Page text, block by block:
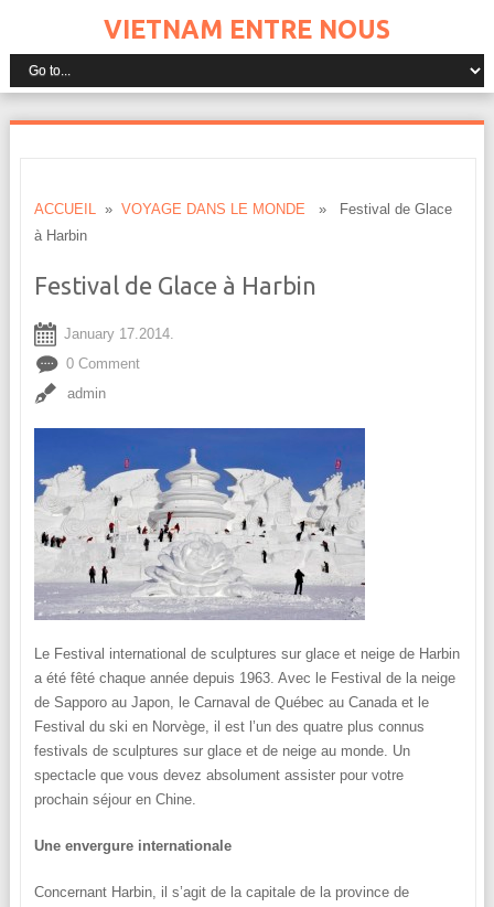
VIETNAM ENTRE NOUS
ACCUEIL» VOYAGE DANS LE MONDE » Festival de Glace
à Harbin
Festival de Glace à Harbin
January 17.2014.
0 Comment
admin
Le Festival international de sculptures sur glace et neige de Harbin
a été fêté chaque année depuis 1963. Avec le Festival de la neige
de Sapporo au Japon, le Carnaval de Québec au Canada et le
Festival du ski en Norvège, il est l’un des quatre plus connus
festivals de sculptures sur glace et de neige au monde. Un
spectacle que vous devez absolument assister pour votre
prochain séjour en Chine.
Une envergure internationale
Concernant Harbin, il s’agit de la capitale de la province de